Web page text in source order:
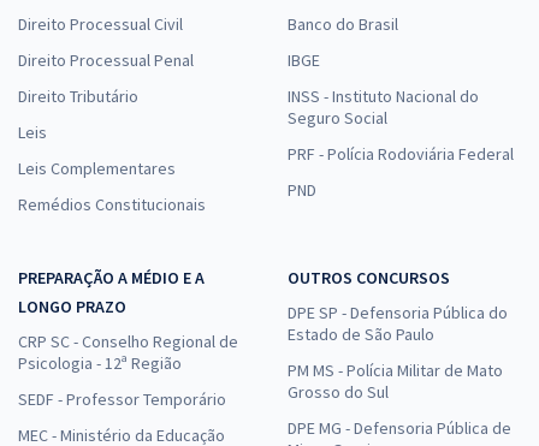
Direito Processual Civil
Direito Processual Penal
Direito Tributário
Leis
Leis Complementares
Remédios Constitucionais
Banco do Brasil
IBGE
INSS - Instituto Nacional do
Seguro Social
PRF - Polícia Rodoviária Federal
PND
PREPARAÇÃO A MÉDIO E A
LONGO PRAZO
CRP SC - Conselho Regional de
Psicologia - 12ª Região
SEDF - Professor Temporário
MEC - Ministério da Educação
OUTROS CONCURSOS
DPE SP - Defensoria Pública do
Estado de São Paulo
PM MS - Polícia Militar de Mato
Grosso do Sul
DPE MG - Defensoria Pública de